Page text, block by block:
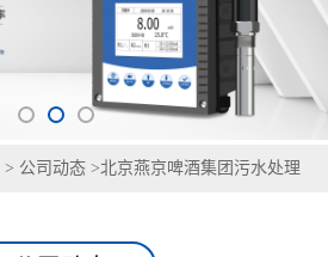
> 公司动态 >北京燕京啤酒集团污水处理